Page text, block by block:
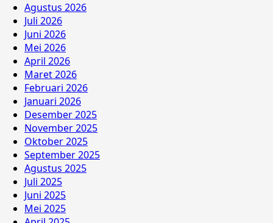
Agustus 2026
Juli 2026
Juni 2026
Mei 2026
April 2026
Maret 2026
Februari 2026
Januari 2026
Desember 2025
November 2025
Oktober 2025
September 2025
Agustus 2025
Juli 2025
Juni 2025
Mei 2025